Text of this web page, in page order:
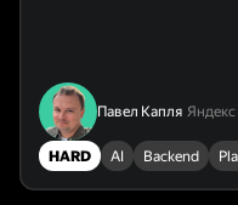
Павел Капля Яндекс
HARD AI Backend